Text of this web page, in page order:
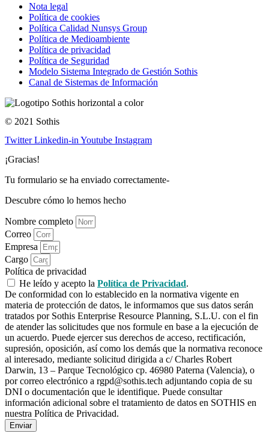
Nota legal
Política de cookies
Política Calidad Nunsys Group
Política de Medioambiente
Política de privacidad
Política de Seguridad
Modelo Sistema Integrado de Gestión Sothis
Canal de Sistemas de Información
© 2021 Sothis
Twitter Linkedin-in Youtube Instagram
¡Gracias!
Tu formulario se ha enviado correctamente-
Descubre cómo lo hemos hecho
Nombre completo
Correo
Empresa
Cargo
Política de privacidad
He leído y acepto la Política de Privacidad.
De conformidad con lo establecido en la normativa vigente en
materia de protección de datos, le informamos que sus datos serán
tratados por Sothis Enterprise Resource Planning, S.L.U. con el fin
de atender las solicitudes que nos formule en base a la ejecución de
un acuerdo. Puede ejercer sus derechos de acceso, rectificación,
supresión, oposición, así como los demás que la normativa reconoce
al interesado, mediante solicitud dirigida a c/ Charles Robert
Darwin, 13 – Parque Tecnológico cp. 46980 Paterna (Valencia), o
por correo electrónico a rgpd@sothis.tech adjuntando copia de su
DNI o documentación que le identifique. Puede consultar
información adicional sobre el tratamiento de datos en SOTHIS en
nuestra Política de Privacidad.
Enviar